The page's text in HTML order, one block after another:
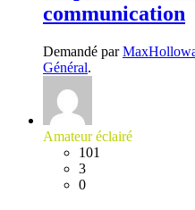
communication
Demandé par
Général.
Amateur éclairé
101
3
0